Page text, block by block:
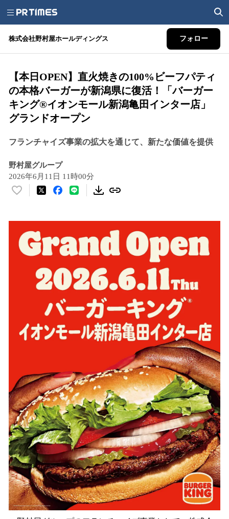
株式会社野村屋ホールディングス フォロー
【本日OPEN】直火焼きの100%ビーフパティ
の本格バーガーが新潟県に復活！「バーガー
キング®イオンモール新潟亀田インター店」
グランドオープン
フランチャイズ事業の拡大を通じて、新たな価値を提供
野村屋グループ
2026年6月11日 11時00分
い
数
を